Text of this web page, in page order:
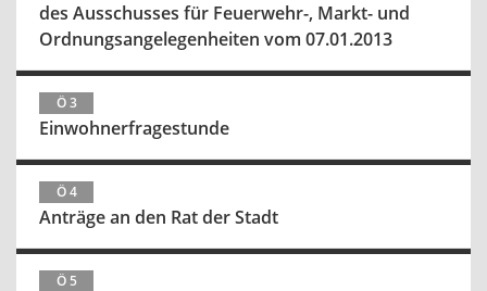
des Ausschusses für Feuerwehr-, Markt- und
Ordnungsangelegenheiten vom 07.01.2013
Ö 3
Einwohnerfragestunde
Ö 4
Anträge an den Rat der Stadt
Ö 5